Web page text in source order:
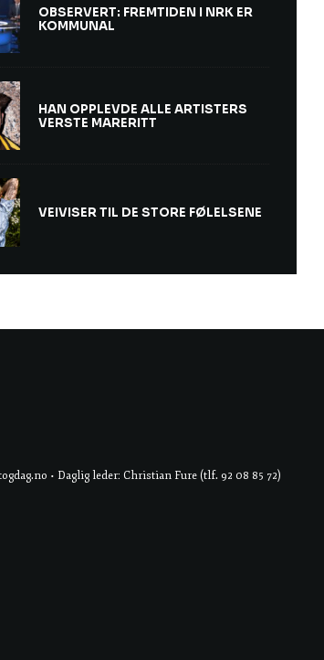
OBSERVERT: FREMTIDEN I NRK ER
KOMMUNAL
HAN OPPLEVDE ALLE ARTISTERS
VERSTE MARERITT
VEIVISER TIL DE STORE FØLELSENE
• Daglig leder: Christian Fure (tlf. 92 08 85 72)